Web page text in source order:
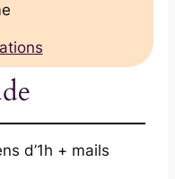
d’1h + mails